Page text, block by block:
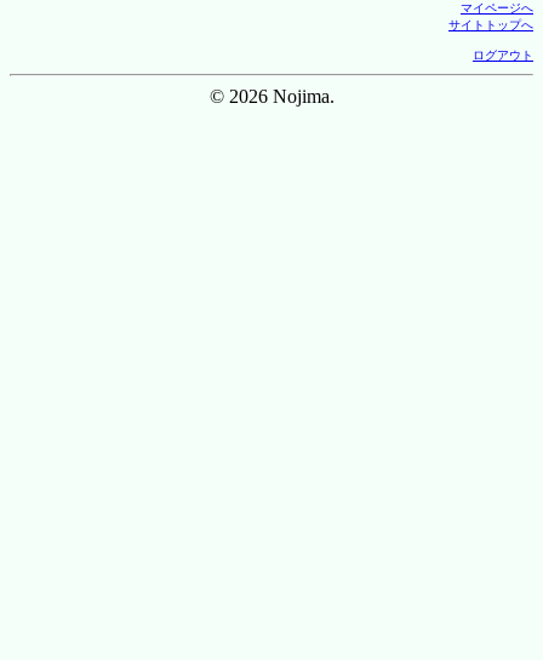
マイページへ
サイトトップへ
ログアウト
© 2026 Nojima.